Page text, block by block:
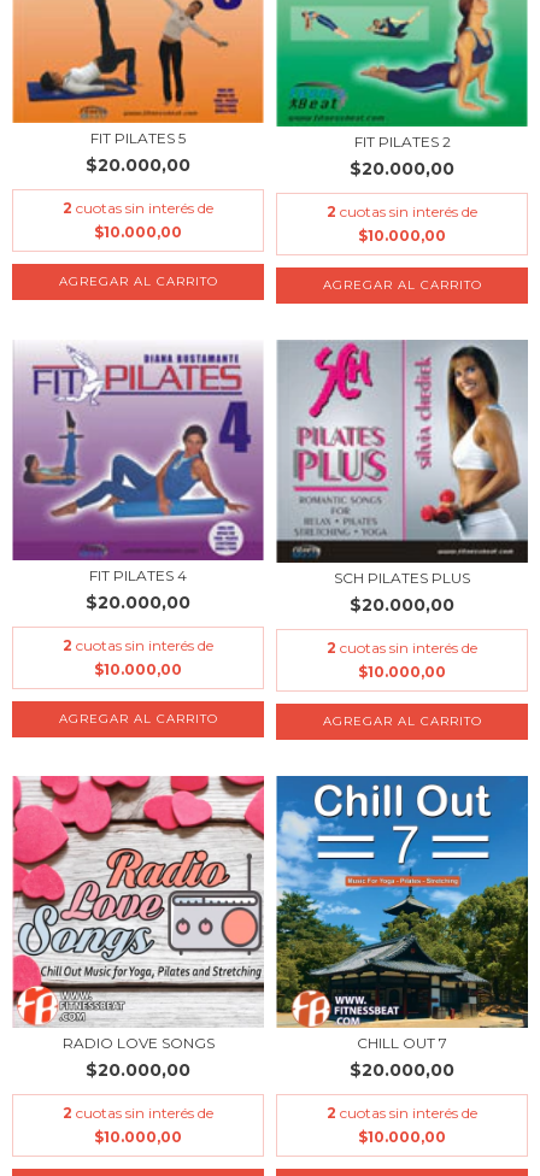
FIT PILATES 5
$20.000,00
2 cuotas sin interés de
$10.000,00
FIT PILATES 2
$20.000,00
2 cuotas sin interés de
$10.000,00
FIT PILATES 4
$20.000,00
2 cuotas sin interés de
$10.000,00
SCH PILATES PLUS
$20.000,00
2 cuotas sin interés de
$10.000,00
RADIO LOVE SONGS
$20.000,00
2 cuotas sin interés de
$10.000,00
CHILL OUT 7
$20.000,00
2 cuotas sin interés de
$10.000,00